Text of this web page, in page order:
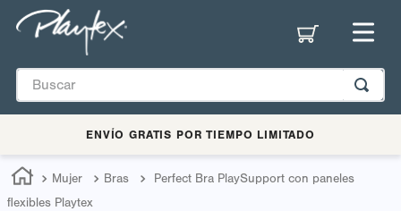
ENVÍO GRATIS POR TIEMPO LIMITADO
Mujer Bras
Perfect Bra PlaySupport con paneles
flexibles Playtex